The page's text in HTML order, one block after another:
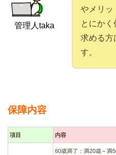
管理人taka
やメリッ
とにか
求める方
す。
保障内容
項目 内容
60歳満了：満20歳～満